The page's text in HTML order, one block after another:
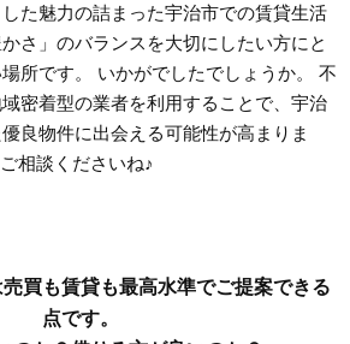
た魅力の詰まった宇治市での賃貸生活
さ」のバランスを大切にしたい方にと
所です。 いかがでしたでしょうか。 不
密着型の業者を利用することで、宇治
良物件に出会える可能性が高まりま
相談くださいね♪
買も賃貸も最高水準でご提案できる
点です。